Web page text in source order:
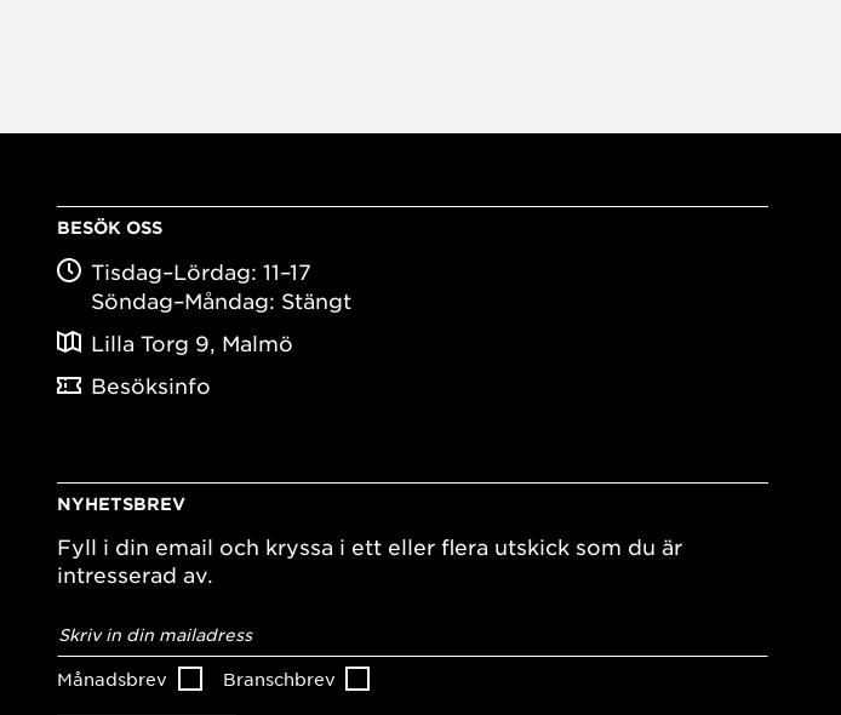
BESÖK OSS
Tisdag–Lördag: 11–17
Söndag–Måndag: Stängt
Lilla Torg 9, Malmö
Besöksinfo
NYHETSBREV
Fyll i din email och kryssa i ett eller flera utskick som du är
intresserad av.
postadress*
Månadsbrev Branschbrev